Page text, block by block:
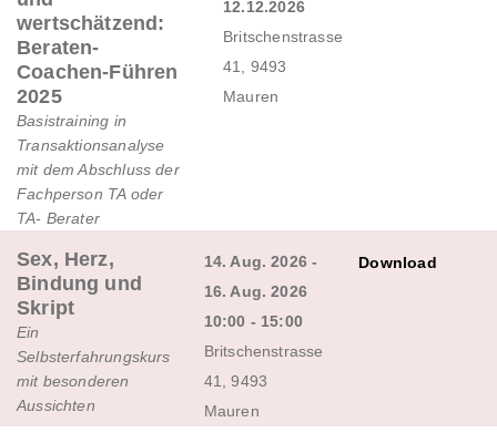
wertschätzend:
Beraten-
Coachen-Führen
2025
Basistraining in
Transaktionsanalyse
mit dem Abschluss der
Fachperson TA oder
TA- Berater
12.12.2026
Britschenstrasse
41, 9493
Mauren
Sex, Herz,
Bindung und
Skript
Ein
Selbsterfahrungskurs
mit besonderen
Aussichten
14. Aug. 2026 -
16. Aug. 2026
10:00 - 15:00
Britschenstrasse
41, 9493
Mauren
Download